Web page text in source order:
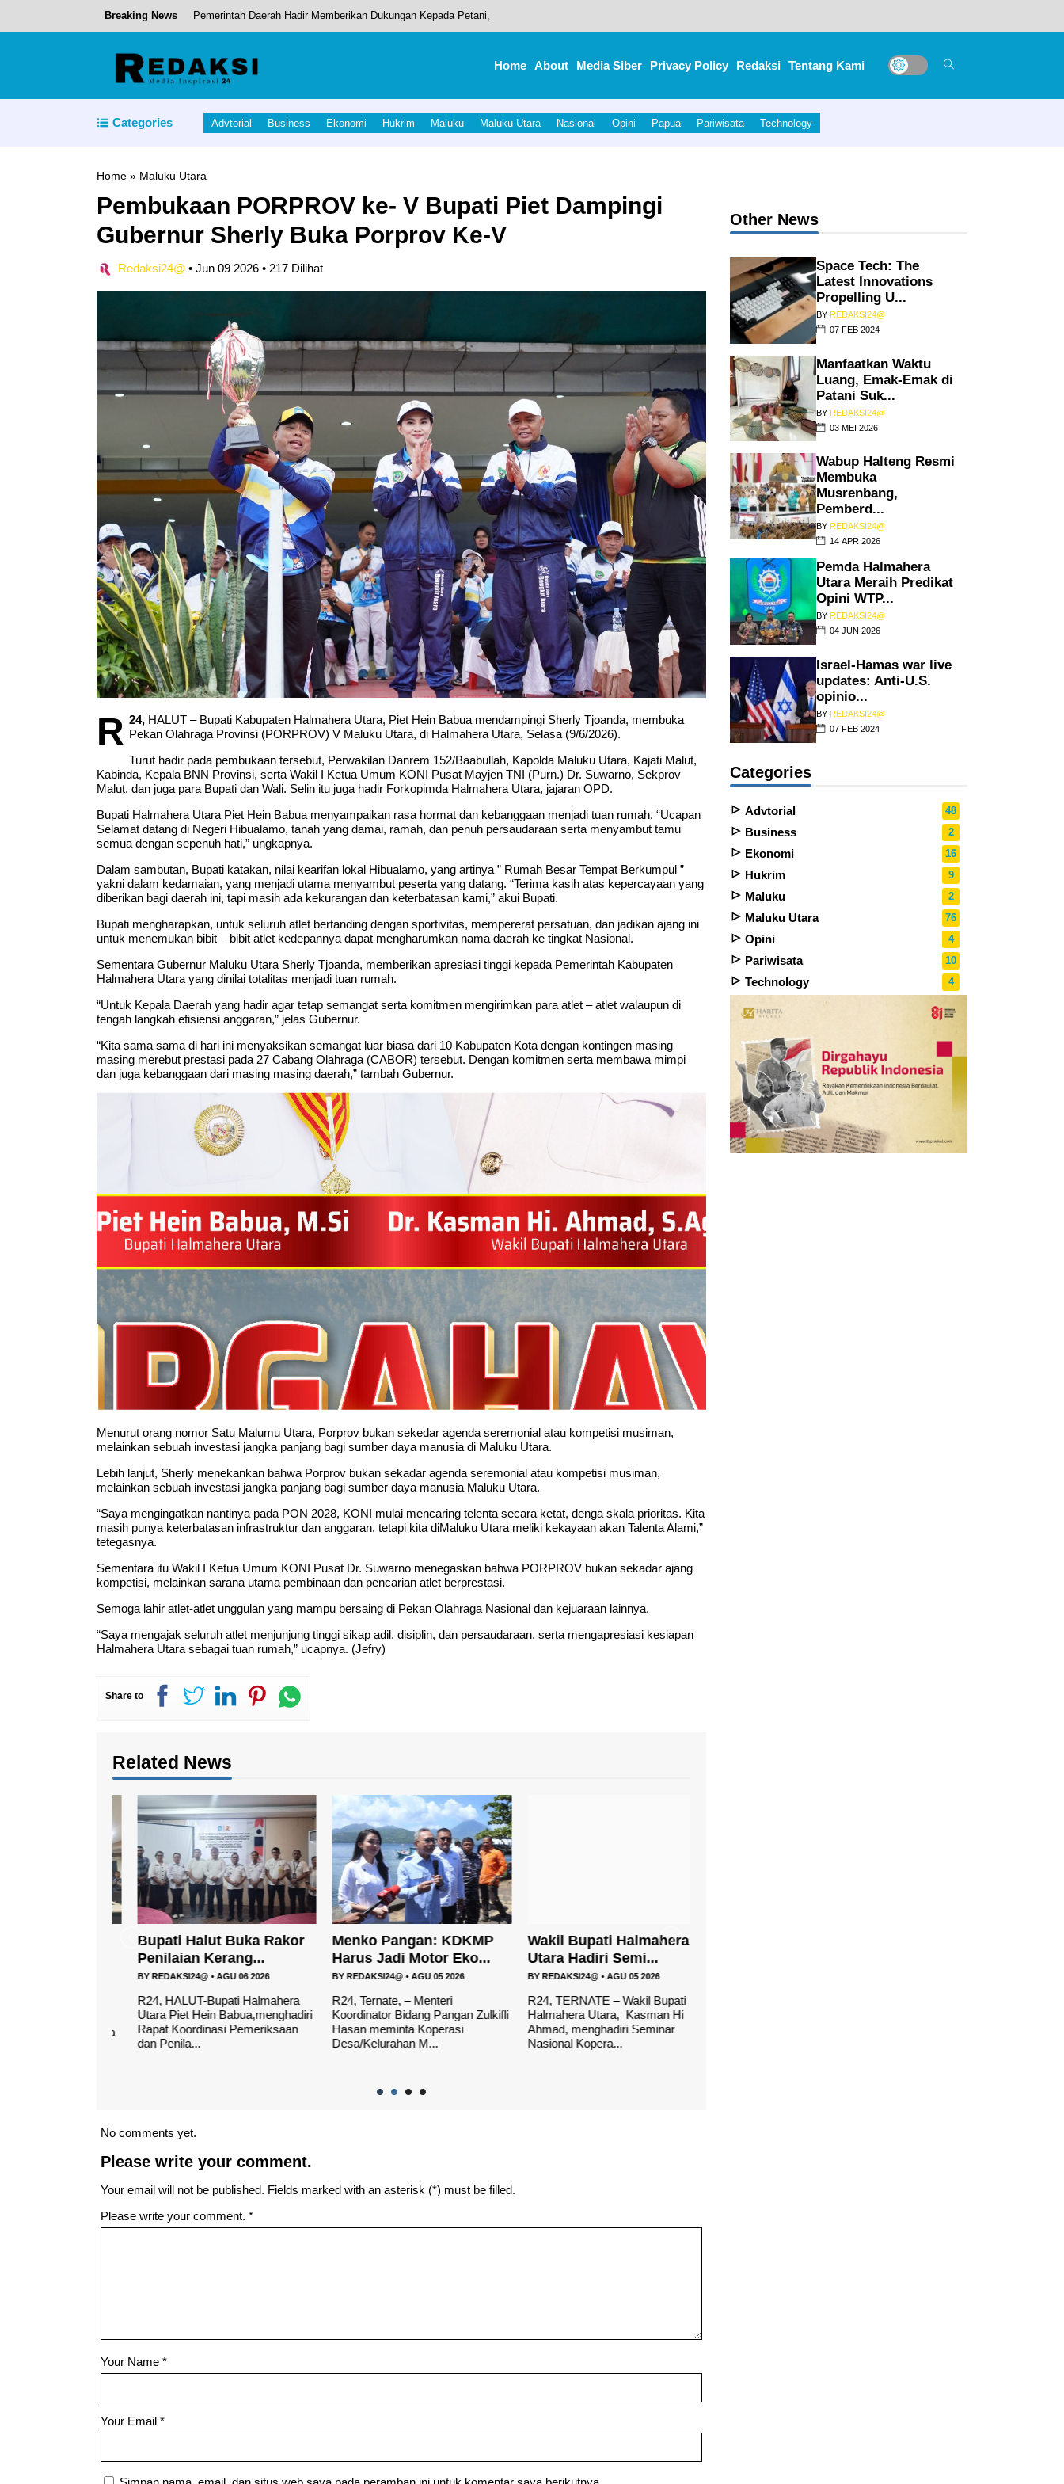
Breaking News Pemerintah Daerah Hadir Memberikan Dukungan Kepada Petani,
Domestikasi Kepiting Kelapa di Desa Gemia, Tim Unkhair Dorong Budidaya Berbasis Teknologi Tepat Guna
Jembatan Gantung Tonuo yang menghubungkan antara Desa Gulo dan Desa Tonuo, Kecamatan Kao Utara, Secepatnya Akan Dibangun
Home About Media Siber Privacy Policy Redaksi Tentang Kami
Categories Advtorial Business Ekonomi Hukrim Maluku Maluku Utara Nasional Opini Papua Pariwisata Technology
Home » Maluku Utara
Pembukaan PORPROV ke- V Bupati Piet Dampingi
Gubernur Sherly Buka Porprov Ke-V
Redaksi24@ • Jun 09 2026 • 217 Dilihat
R 24, HALUT – Bupati Kabupaten Halmahera Utara, Piet Hein Babua mendampingi Sherly Tjoanda, membuka
Pekan Olahraga Provinsi (PORPROV) V Maluku Utara, di Halmahera Utara, Selasa (9/6/2026).
Turut hadir pada pembukaan tersebut, Perwakilan Danrem 152/Baabullah, Kapolda Maluku Utara, Kajati Malut,
Kabinda, Kepala BNN Provinsi, serta Wakil I Ketua Umum KONI Pusat Mayjen TNI (Purn.) Dr. Suwarno, Sekprov
Malut, dan juga para Bupati dan Wali. Selin itu juga hadir Forkopimda Halmahera Utara, jajaran OPD.
Bupati Halmahera Utara Piet Hein Babua menyampaikan rasa hormat dan kebanggaan menjadi tuan rumah. “Ucapan
Selamat datang di Negeri Hibualamo, tanah yang damai, ramah, dan penuh persaudaraan serta menyambut tamu
semua dengan sepenuh hati,” ungkapnya.
Dalam sambutan, Bupati katakan, nilai kearifan lokal Hibualamo, yang artinya ” Rumah Besar Tempat Berkumpul ”
yakni dalam kedamaian, yang menjadi utama menyambut peserta yang datang. “Terima kasih atas kepercayaan yang
diberikan bagi daerah ini, tapi masih ada kekurangan dan keterbatasan kami,” akui Bupati.
Bupati mengharapkan, untuk seluruh atlet bertanding dengan sportivitas, mempererat persatuan, dan jadikan ajang ini
untuk menemukan bibit – bibit atlet kedepannya dapat mengharumkan nama daerah ke tingkat Nasional.
Sementara Gubernur Maluku Utara Sherly Tjoanda, memberikan apresiasi tinggi kepada Pemerintah Kabupaten
Halmahera Utara yang dinilai totalitas menjadi tuan rumah.
“Untuk Kepala Daerah yang hadir agar tetap semangat serta komitmen mengirimkan para atlet – atlet walaupun di
tengah langkah efisiensi anggaran,” jelas Gubernur.
“Kita sama sama di hari ini menyaksikan semangat luar biasa dari 10 Kabupaten Kota dengan kontingen masing
masing merebut prestasi pada 27 Cabang Olahraga (CABOR) tersebut. Dengan komitmen serta membawa mimpi
dan juga kebanggaan dari masing masing daerah,” tambah Gubernur.
Menurut orang nomor Satu Malumu Utara, Porprov bukan sekedar agenda seremonial atau kompetisi musiman,
melainkan sebuah investasi jangka panjang bagi sumber daya manusia di Maluku Utara.
Lebih lanjut, Sherly menekankan bahwa Porprov bukan sekadar agenda seremonial atau kompetisi musiman,
melainkan sebuah investasi jangka panjang bagi sumber daya manusia Maluku Utara.
“Saya mengingatkan nantinya pada PON 2028, KONI mulai mencaring telenta secara ketat, denga skala prioritas. Kita
masih punya keterbatasan infrastruktur dan anggaran, tetapi kita diMaluku Utara meliki kekayaan akan Talenta Alami,”
tetegasnya.
Sementara itu Wakil I Ketua Umum KONI Pusat Dr. Suwarno menegaskan bahwa PORPROV bukan sekadar ajang
kompetisi, melainkan sarana utama pembinaan dan pencarian atlet berprestasi.
Semoga lahir atlet-atlet unggulan yang mampu bersaing di Pekan Olahraga Nasional dan kejuaraan lainnya.
“Saya mengajak seluruh atlet menjunjung tinggi sikap adil, disiplin, dan persaudaraan, serta mengapresiasi kesiapan
Halmahera Utara sebagai tuan rumah,” ucapnya. (Jefry)
Share to
Related News
Bupati Halut Buka Rakor
Penilaian Kerang...
REDAKSI24@ •AGU 06 2026
R24, HALUT-Bupati Halmahera
Utara Piet Hein Babua,menghadiri
Rapat Koordinasi Pemeriksaan
dan Penila...
Menko Pangan: KDKMP
Harus Jadi Motor Eko...
REDAKSI24@ •AGU 05 2026
R24, Ternate, – Menteri
Koordinator Bidang Pangan Zulkifli
Hasan meminta Koperasi
Desa/Kelurahan M...
Wakil Bupati Halmahera
Utara Hadiri Semi...
REDAKSI24@ •AGU 05 2026
R24, TERNATE – Wakil Bupati
Halmahera Utara, Kasman Hi
Ahmad, menghadiri Seminar
Nasional Kopera...
No comments yet.
Please write your comment.
Your email will not be published. Fields marked with an asterisk (*) must be filled.
Please write your comment. *
Your Name *
Your Email *
Other News
Space Tech: The
Latest Innovations
Propelling U...
BY REDAKSI24@
07 FEB 2024
Manfaatkan Waktu
Luang, Emak-Emak di
Patani Suk...
BY REDAKSI24@
03 MEI 2026
Wabup Halteng Resmi
Membuka
Musrenbang,
Pemberd...
BY REDAKSI24@
14 APR 2026
Pemda Halmahera
Utara Meraih Predikat
Opini WTP...
BY REDAKSI24@
04 JUN 2026
Israel-Hamas war live
updates: Anti-U.S.
opinio...
BY REDAKSI24@
07 FEB 2024
Categories
Advtorial 48
Business 2
Ekonomi 16
Hukrim 9
Maluku 2
Maluku Utara 76
Opini 4
Pariwisata 10
Technology 4